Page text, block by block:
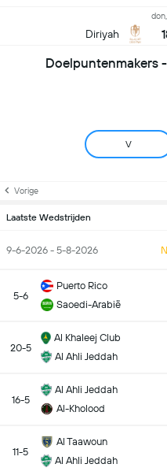
Diriyah
Doelpuntenmakers
V
Vorige
Laatste Wedstrijden
9-6-2026 - 5-8-2026
5-6
Puerto Rico
Saoedi-Arabië
20-5
Al Khaleej Club
Al Ahli Jeddah
16-5
Al Ahli Jeddah
Al-Kholood
11-5
Al Taawoun
Al Ahli Jeddah